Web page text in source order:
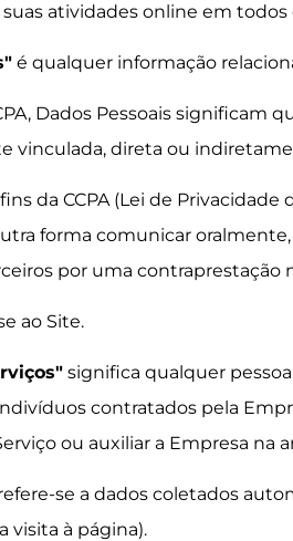
atividades online em todos
é qualquer informação
Dados Pessoais significam
vinculada, direta ou
fins da CCPA (Lei de
forma comunicar
por uma contraprestação
ao Site.
significa qualquer
contratados pela
ou auxiliar a Empresa na
se a dados coletados
visita à página).